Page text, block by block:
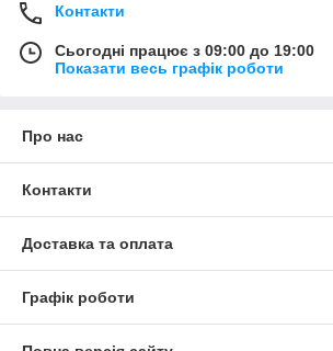
Контакти
Сьогодні працює з 09:00 до 19:00
Показати весь графік роботи
Про нас
Контакти
Доставка та оплата
Графік роботи